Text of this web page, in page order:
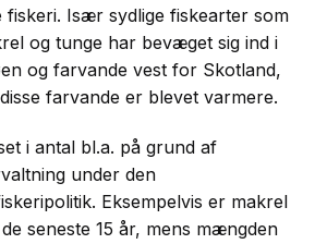
fiskeri. Især sydlige fiskearter som
og tunge har bevæget sig ind i
og farvande vest for Skotland,
farvande er blevet varmere.
i antal bl.a. på grund af
under den
Eksempelvis er makrel
seneste 15 år, mens mængden